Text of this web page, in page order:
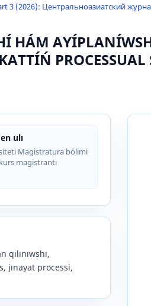
3 (2026): Центральноазиатский
HÁM
PRОCЕSSUАL
ulı
Magistratura bólimi
magistrantı
jınayat processi,